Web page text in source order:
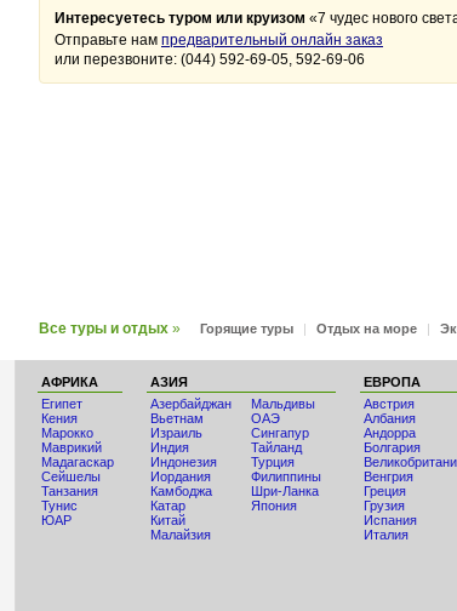
Интересуетесь туром или круизом «7 чудес нового
Отправьте нам предварительный онлайн заказ
или перезвоните: (044) 592-69-05, 592-69-06
Все туры и отдых » Горящие туры | Отдых на море |
АФРИКА
Египет
Кения
Мaрокко
Маврикий
Мадагаскар
Сейшелы
Танзания
Тунис
ЮАР
АЗИЯ
Азербайджан
Вьетнам
Израиль
Индия
Индонезия
Иордания
Камбоджа
Катар
Китай
Малайзия
Мальдивы
ОАЭ
Сингапур
Тайланд
Турция
Филиппины
Шри-Ланка
Япония
ЕВРОПА
Австрия
Албания
Андорра
Болгария
Венгрия
Греция
Грузия
Испания
Италия